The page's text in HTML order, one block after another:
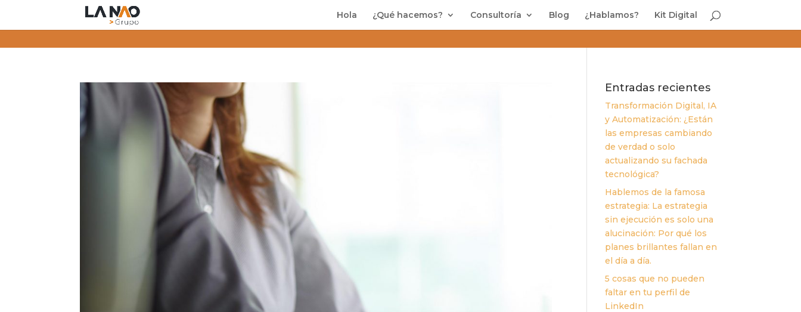
Hola ¿Qué hacemos? Consultoría Blog ¿Hablamos? Kit Digital
Entradas recientes
Transformación Digital, IA
y Automatización: ¿Están
las empresas cambiando
de verdad o solo
actualizando su fachada
tecnológica?
Hablemos de la famosa
estrategia: La estrategia
sin ejecución es solo una
alucinación: Por qué los
planes brillantes fallan en
el día a día.
5 cosas que no pueden
faltar en tu perfil de
LinkedIn